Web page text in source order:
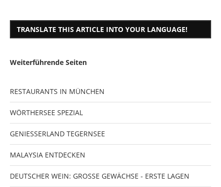
TRANSLATE THIS ARTICLE INTO YOUR LANGUAGE!
Weiterführende Seiten
RESTAURANTS IN MÜNCHEN
WÖRTHERSEE SPEZIAL
GENIESSERLAND TEGERNSEE
MALAYSIA ENTDECKEN
DEUTSCHER WEIN: GROSSE GEWÄCHSE - ERSTE LAGEN